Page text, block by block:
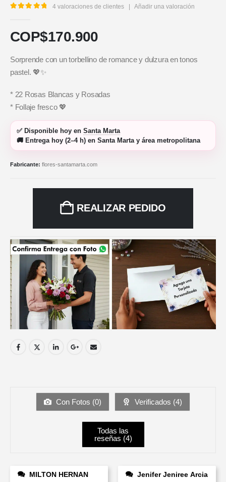
4 valoraciones de clientes Añadir una valoración
COP$170.900
Sorprende con un torbellino de romance y dulzura en tonos
pastel. 💖✨
* 22 Rosas Blancas y Rosadas
* Follaje fresco 💖
✅ Disponible hoy en Santa Marta
🚚 Entrega hoy (2–4 h) en Santa Marta y área metropolitana
Fabricante: flores-santamarta.com
REALIZAR PEDIDO
Con Fotos (0) Verificados (4)
Todas las
reseñas (4)